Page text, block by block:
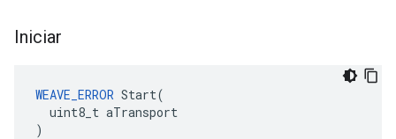
Iniciar
WEAVE_ERROR Start(
  uint8_t aTransport
)